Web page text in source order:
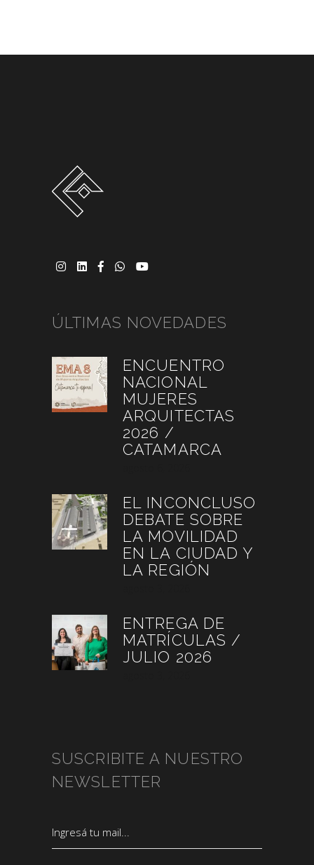
ÚLTIMAS NOVEDADES
ENCUENTRO
NACIONAL
MUJERES
ARQUITECTAS
2026 /
CATAMARCA
EL INCONCLUSO
DEBATE SOBRE
LA MOVILIDAD
EN LA CIUDAD Y
LA REGIÓN
ENTREGA DE
MATRÍCULAS /
JULIO 2026
SUSCRIBITE A NUESTRO
NEWSLETTER